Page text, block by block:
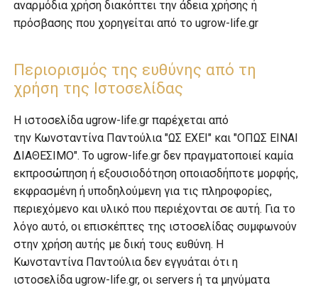
αναρμόδια χρήση διακόπτει την άδεια χρήσης ή
πρόσβασης που χορηγείται από το ugrow-life.gr
Περιορισμός της ευθύνης από τη
χρήση της Ιστοσελίδας
Η ιστοσελίδα ugrow-life.gr παρέχεται από
την Κωνσταντίνα Παντούλια "ΩΣ ΕΧΕΙ" και "ΟΠΩΣ ΕΙΝΑΙ
ΔΙΑΘΕΣΙΜΟ". Το ugrow-life.gr δεν πραγματοποιεί καμία
εκπροσώπηση ή εξουσιοδότηση οποιασδήποτε μορφής,
εκφρασμένη ή υποδηλούμενη για τις πληροφορίες,
περιεχόμενο και υλικό που περιέχονται σε αυτή. Για το
λόγο αυτό, οι επισκέπτες της ιστοσελίδας συμφωνούν
στην χρήση αυτής με δική τους ευθύνη. Η
Κωνσταντίνα Παντούλια δεν εγγυάται ότι η
ιστοσελίδα ugrow-life.gr, οι servers ή τα μηνύματα